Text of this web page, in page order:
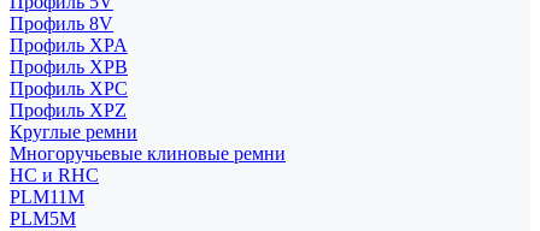
Профиль 8V
Профиль XPA
Профиль XPB
Профиль XPC
Профиль XPZ
Круглые ремни
Многоручьевые клиновые ремни
HC и RHC
PLM11M
PLM5M